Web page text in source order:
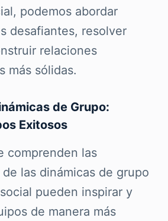
podemos abordar
desafiantes, resolver
relaciones
más sólidas.
de Grupo:
Exitosos
comprenden las
las dinámicas de grupo
pueden inspirar y
de manera más